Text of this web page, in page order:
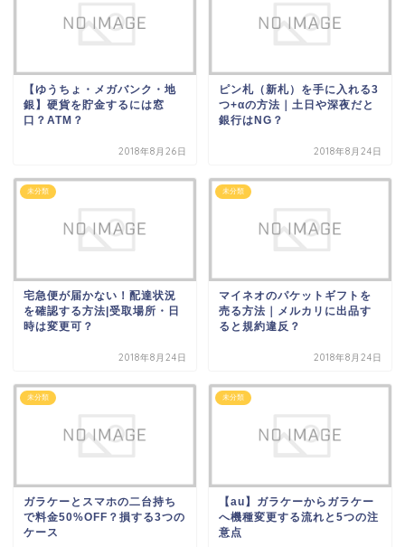
【ゆうちょ・メガバンク・地
銀】硬貨を貯金するには窓
口？ATM？
2018年8月26日
ピン札（新札）を手に入れる3
つ+αの方法｜土日や深夜だと
銀行はNG？
2018年8月24日
未分類
宅急便が届かない！配達状況
を確認する方法|受取場所・日
時は変更可？
2018年8月24日
未分類
マイネオのパケットギフトを
売る方法｜メルカリに出品す
ると規約違反？
2018年8月24日
未分類
ガラケーとスマホの二台持ち
で料金50%OFF？損する3つの
ケース
未分類
【au】ガラケーからガラケー
へ機種変更する流れと5つの注
意点